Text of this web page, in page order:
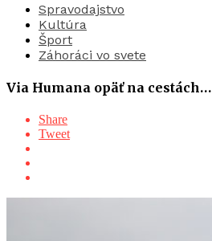
Spravodajstvo
Kultúra
Šport
Záhoráci vo svete
Via Humana opäť na cestách…
Share
Tweet